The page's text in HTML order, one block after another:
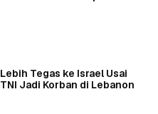
Tegas ke Israel Usai
Jadi Korban di Lebanon